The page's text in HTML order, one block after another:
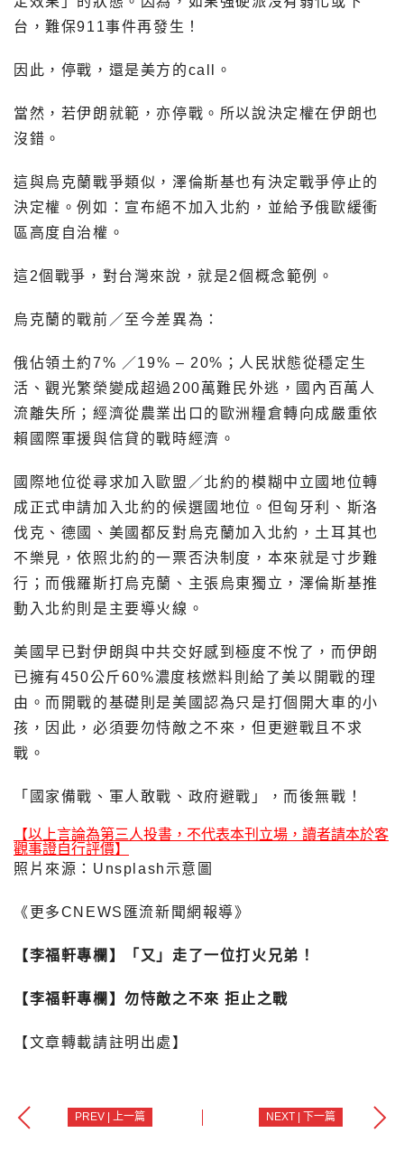
台，難保911事件再發生！
因此，停戰，還是美方的call。
當然，若伊朗就範，亦停戰。所以說決定權在伊朗也
沒錯。
這與烏克蘭戰爭類似，澤倫斯基也有決定戰爭停止的
決定權。例如：宣布絕不加入北約，並給予俄歐緩衝
區高度自治權。
這2個戰爭，對台灣來說，就是2個概念範例。
烏克蘭的戰前／至今差異為：
俄佔領土約7% ／19% – 20%；人民狀態從穩定生
活、觀光繁榮變成超過200萬難民外逃，國內百萬人
流離失所；經濟從農業出口的歐洲糧倉轉向成嚴重依
賴國際軍援與信貸的戰時經濟。
國際地位從尋求加入歐盟／北約的模糊中立國地位轉
成正式申請加入北約的候選國地位。但匈牙利、斯洛
伐克、德國、美國都反對烏克蘭加入北約，土耳其也
不樂見，依照北約的一票否決制度，本來就是寸步難
行；而俄羅斯打烏克蘭、主張烏東獨立，澤倫斯基推
動入北約則是主要導火線。
美國早已對伊朗與中共交好感到極度不悅了，而伊朗
已擁有450公斤60%濃度核燃料則給了美以開戰的理
由。而開戰的基礎則是美國認為只是打個開大車的小
孩，因此，必須要勿恃敵之不來，但更避戰且不求
戰。
「國家備戰、軍人敢戰、政府避戰」，而後無戰！
【以上言論為第三人投書，不代表本刊立場，讀者請本於客
觀事證自行評價】
照片來源：Unsplash示意圖
《更多CNEWS匯流新聞網報導》
【李福軒專欄】「又」走了一位打火兄弟！
【李福軒專欄】勿恃敵之不來 拒止之戰
【文章轉載請註明出處】
PREV | 上一篇 NEXT | 下一篇